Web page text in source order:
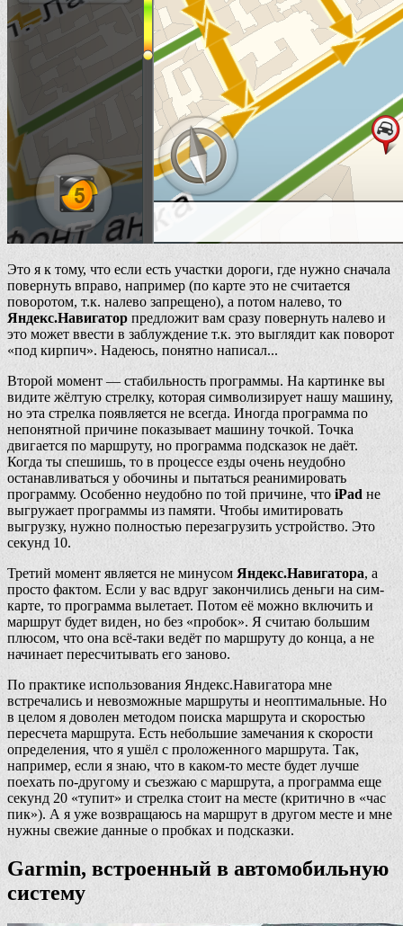
Это я к тому, что если есть участки дороги, где нужно сначала
повернуть вправо, например (по карте это не считается
поворотом, т.к. налево запрещено), а потом налево, то
Яндекс.Навигатор предложит вам сразу повернуть налево и
это может ввести в заблуждение т.к. это выглядит как поворот
«под кирпич». Надеюсь, понятно написал...
Второй момент — стабильность программы. На картинке вы
видите жёлтую стрелку, которая символизирует нашу машину,
но эта стрелка появляется не всегда. Иногда программа по
непонятной причине показывает машину точкой. Точка
двигается по маршруту, но программа подсказок не даёт.
Когда ты спешишь, то в процессе езды очень неудобно
останавливаться у обочины и пытаться реанимировать
программу. Особенно неудобно по той причине, что iPad не
выгружает программы из памяти. Чтобы имитировать
выгрузку, нужно полностью перезагрузить устройство. Это
секунд 10.
Третий момент является не минусом Яндекс.Навигатора, а
просто фактом. Если у вас вдруг закончились деньги на сим-
карте, то программа вылетает. Потом её можно включить и
маршрут будет виден, но без «пробок». Я считаю большим
плюсом, что она всё-таки ведёт по маршруту до конца, а не
начинает пересчитывать его заново.
По практике использования Яндекс.Навигатора мне
встречались и невозможные маршруты и неоптимальные. Но
в целом я доволен методом поиска маршрута и скоростью
пересчета маршрута. Есть небольшие замечания к скорости
определения, что я ушёл с проложенного маршрута. Так,
например, если я знаю, что в каком-то месте будет лучше
поехать по-другому и съезжаю с маршрута, а программа еще
секунд 20 «тупит» и стрелка стоит на месте (критично в «час
пик»). А я уже возвращаюсь на маршрут в другом месте и мне
нужны свежие данные о пробках и подсказки.
Garmin, встроенный в автомобильную
систему